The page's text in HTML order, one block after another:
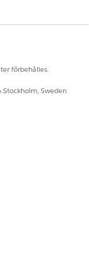
förbehålles.
Stockholm, Sweden